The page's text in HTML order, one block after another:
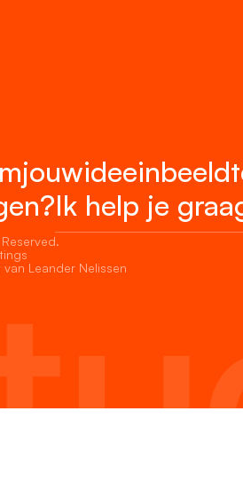
jouwideeinbeeld
Ik help je
Leander Nelissen